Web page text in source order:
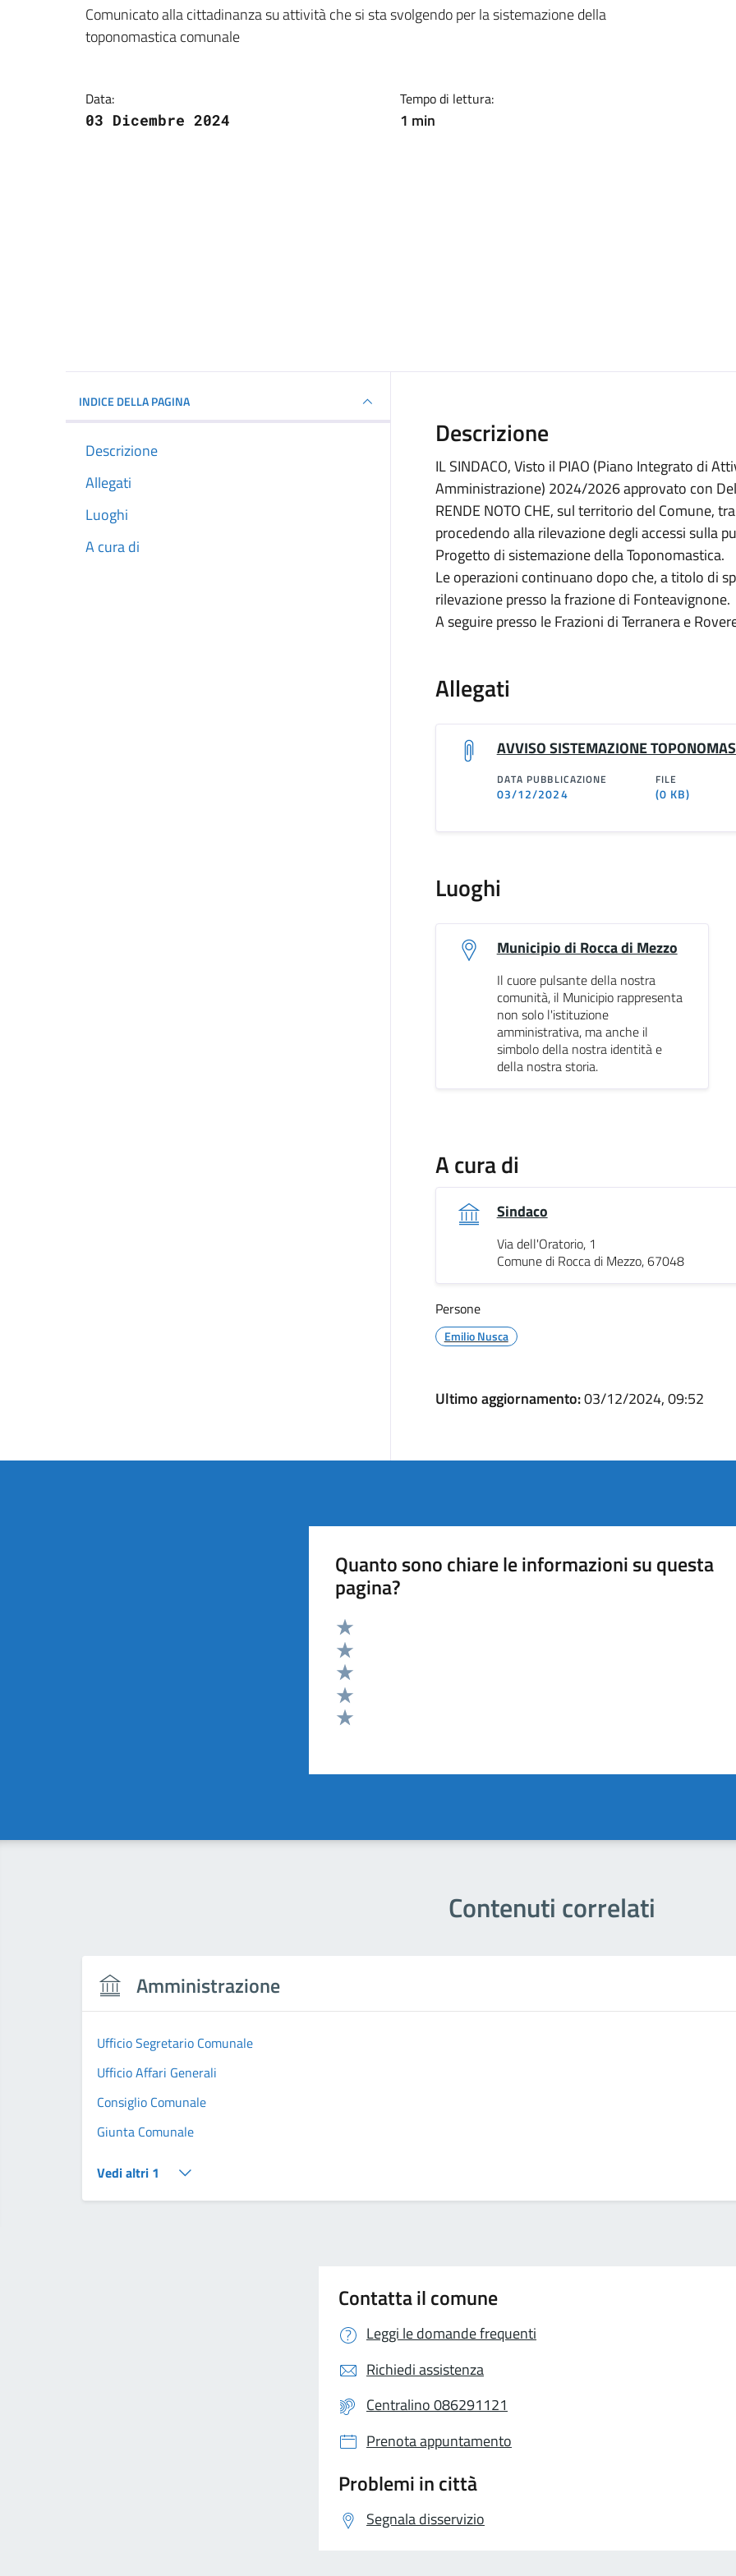
Dettagli della notizia
Comunicato alla cittadinanza su attività che si sta svolgendo per la sistemazione della
toponomastica comunale
Data:
03 Dicembre 2024
Tempo di lettura:
1 min
INDICE DELLA PAGINA
Descrizione
Allegati
Luoghi
A cura di
Descrizione
IL SINDACO, Visto il PIAO (Piano Integrato di
Amministrazione) 2024/2026 approvato con
RENDE NOTO CHE, sul territorio del Comune,
procedendo alla rilevazione degli accessi sulla
Progetto di sistemazione della Toponomastica.
Le operazioni continuano dopo che, a titolo di
rilevazione presso la frazione di Fonteavignone.
A seguire presso le Frazioni di Terranera e
Allegati
AVVISO SISTEMAZIONE
DATA PUBBLICAZIONE
03/12/2024
FILE
(0 KB)
Luoghi
Municipio di Rocca di Mezzo
Il cuore pulsante della nostra
comunità, il Municipio rappresenta
non solo l'istituzione
amministrativa, ma anche il
simbolo della nostra identità e
della nostra storia.
A cura di
Sindaco
Via dell'Oratorio, 1
Comune di Rocca di Mezzo, 67048
Persone
Emilio Nusca
Ultimo aggiornamento:03/12/2024, 09:52
Quanto sono chiare le informazioni su questa
pagina?
Valuta 5 stelle su 5
Valuta 4 stelle su 5
Valuta 3 stelle su 5
Valuta 2 stelle su 5
Contenuti correlati
Amministrazione
Ufficio Segretario Comunale
Ufficio Affari Generali
Consiglio Comunale
Giunta Comunale
Vedi altri 1
Contatta il comune
Leggi le domande frequenti
Richiedi assistenza
Centralino 086291121
Prenota appuntamento
Problemi in città
Segnala disservizio